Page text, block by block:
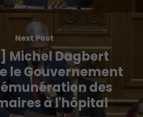
Next Post
Michel Dagbert
le Gouvernement
des
à l'hôpital